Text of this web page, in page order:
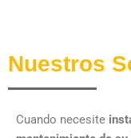
Nuestros
Cuando necesite